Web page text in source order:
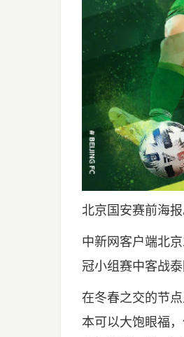
北京国安赛前海
中新网客户端北
冠小组赛中客战泰
在冬春之交的节
本可以大饱眼福